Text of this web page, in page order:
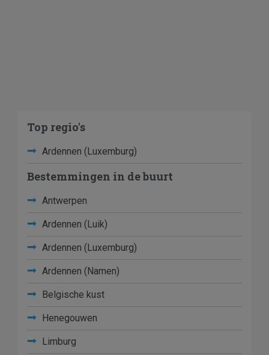
Top regio's
Ardennen (Luxemburg)
Bestemmingen in de buurt
Antwerpen
Ardennen (Luik)
Ardennen (Luxemburg)
Ardennen (Namen)
Belgische kust
Henegouwen
Limburg